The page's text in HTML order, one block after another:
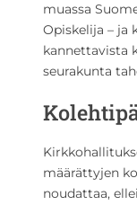
muassa
Opiskelija – ja
kannettavista
seurakunta
määrättyjen
noudattaa,